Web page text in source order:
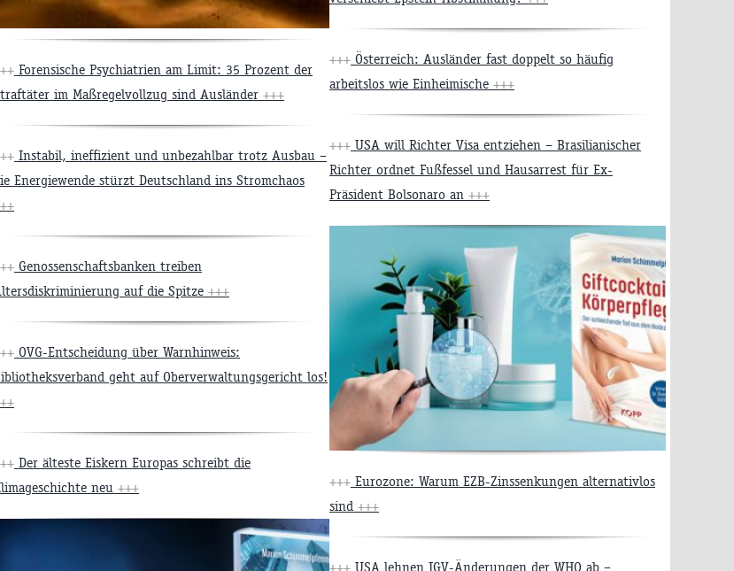
Forensische Psychiatrien am Limit: 35 Prozent der
im Maßregelvollzug sind Ausländer +++
Instabil, ineffizient und unbezahlbar trotz Ausbau –
Energiewende stürzt Deutschland ins Stromchaos
Genossenschaftsbanken treiben
auf die Spitze +++
OVG-Entscheidung über Warnhinweis:
geht auf Oberverwaltungsgericht los!
Der älteste Eiskern Europas schreibt die
neu +++
+++ Österreich: Ausländer fast doppelt so häufig
arbeitslos wie Einheimische +++
+++ USA will Richter Visa entziehen – Brasilianischer
Richter ordnet Fußfessel und Hausarrest für Ex-
Präsident Bolsonaro an +++
+++ Eurozone: Warum EZB-Zinssenkungen alternativlos
sind +++
+++ USA lehnen IGV-Änderungen der WHO ab –